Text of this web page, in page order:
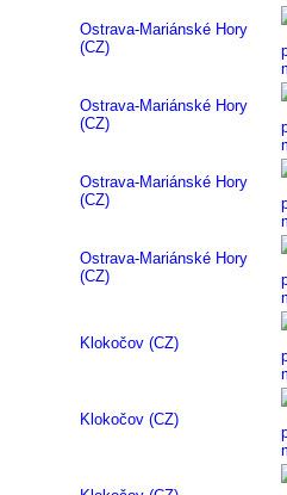
Ostrava-Mariánské Hory
(CZ)
Ostrava-Mariánské Hory
(CZ)
Ostrava-Mariánské Hory
(CZ)
Ostrava-Mariánské Hory
(CZ)
Klokočov (CZ)
Klokočov (CZ)